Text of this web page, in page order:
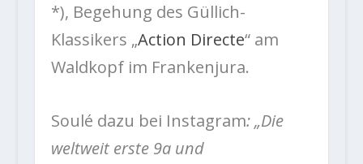
*), Begehung des Güllich-
Klassikers „Action Directe“ am
Waldkopf im Frankenjura.
Soulé dazu bei Instagram: „Die
weltweit erste 9a und